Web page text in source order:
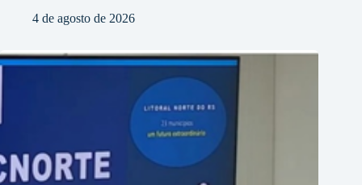
4 de agosto de 2026